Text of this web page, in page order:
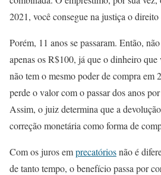
2021, você consegue na justiça o
Porém, 11 anos se passaram. Então,
apenas os R$100, já que o dinheiro
não tem o mesmo poder de compra
perde o valor com o passar dos anos
Assim, o juiz determina que a
correção monetária como forma de
Com os juros emprecatóriosnão é
de tanto tempo, o benefício passa por